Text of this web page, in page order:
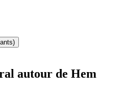
s)
autour de Hem